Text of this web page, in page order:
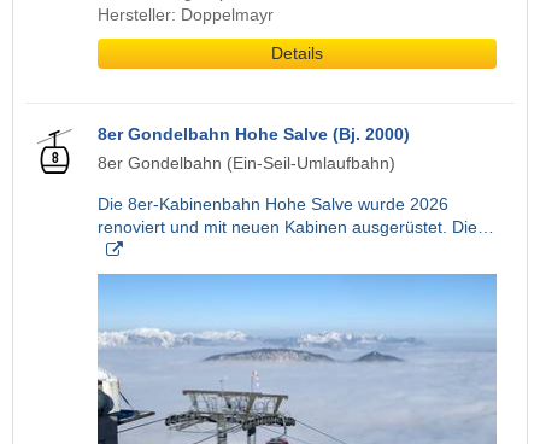
Hersteller: Doppelmayr
Details
8er Gondelbahn Hohe Salve (Bj. 2000)
8er Gondelbahn (Ein-Seil-Umlaufbahn)
Die 8er-Kabinenbahn Hohe Salve wurde 2026
renoviert und mit neuen Kabinen ausgerüstet. Die…